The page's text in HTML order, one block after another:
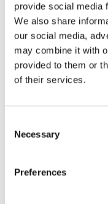
provide social media
We also share
our social media,
may combine it with
provided to them or
of their services.
Selection
Necessary
Preferences
de café pronto,
segurança
unidade(s) de filtro e
Modelo com 1
5 litros.
filtrado fresco
Aparência
Equipada com